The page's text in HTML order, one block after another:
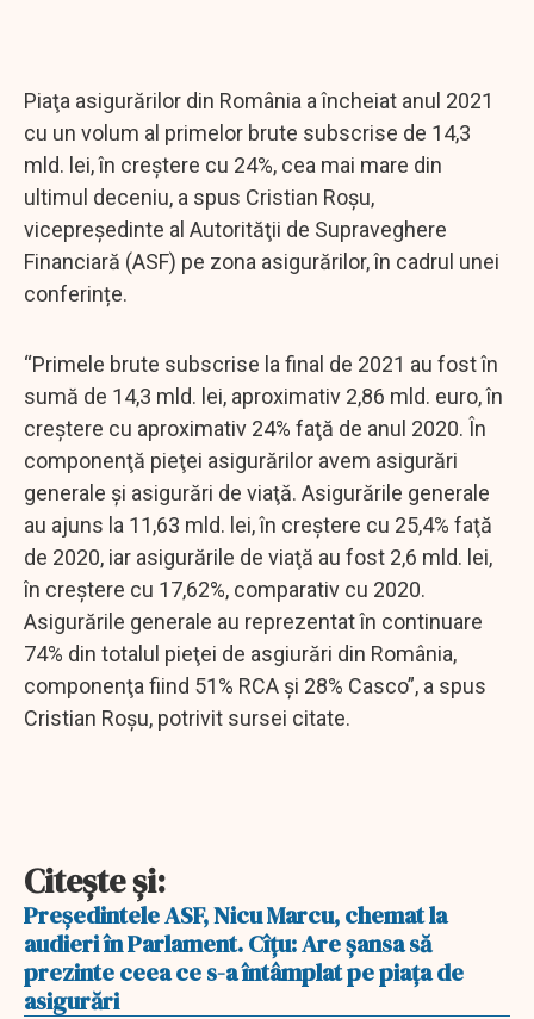
Piaţa asigurărilor din România a încheiat anul 2021
cu un volum al primelor brute subscrise de 14,3
mld. lei, în creştere cu 24%, cea mai mare din
ultimul deceniu, a spus Cristian Roşu,
vicepreşedinte al Autorităţii de Supraveghere
Financiară (ASF) pe zona asigurărilor, în cadrul unei
conferințe.
“Primele brute subscrise la final de 2021 au fost în
sumă de 14,3 mld. lei, aproximativ 2,86 mld. euro, în
creştere cu aproximativ 24% faţă de anul 2020. În
componenţă pieţei asigurărilor avem asigurări
generale şi asigurări de viaţă. Asigurările generale
au ajuns la 11,63 mld. lei, în creştere cu 25,4% faţă
de 2020, iar asigurările de viaţă au fost 2,6 mld. lei,
în creştere cu 17,62%, comparativ cu 2020.
Asigurările generale au reprezentat în continuare
74% din totalul pieţei de asgiurări din România,
componenţa fiind 51% RCA şi 28% Casco”, a spus
Cristian Roşu, potrivit sursei citate.
Citeşte şi:
Preşedintele ASF, Nicu Marcu, chemat la
audieri în Parlament. Cîţu: Are şansa să
prezinte ceea ce s-a întâmplat pe piaţa de
asigurări